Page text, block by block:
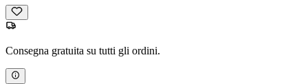
Consegna gratuita su tutti gli ordini.